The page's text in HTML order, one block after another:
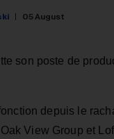
05 August
son poste de
depuis le
Oak View Group et